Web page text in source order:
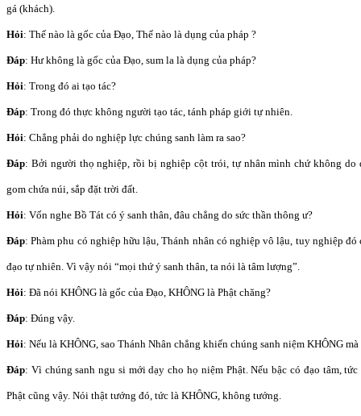
gá (khách).
Hỏi: Thế nào là gốc của Đạo, Thế nào là dụng của pháp ?
Đáp: Hư không là gốc của Đạo, sum la là dụng của pháp?
Hỏi: Trong đó ai tạo tác?
Đáp: Trong đó thực không người tạo tác, tánh pháp giới tự nhiên.
Hỏi: Chẳng phải do nghiệp lực chúng sanh làm ra sao?
Đáp: Bởi người thọ nghiệp, rồi bị nghiệp cột trói, tự nhân mình chứ không do
gom chứa núi, sắp đặt trời đất.
Hỏi: Vốn nghe Bồ Tát có ý sanh thân, đâu chẳng do sức thần thông ư?
Đáp: Phàm phu có nghiệp hữu lậu, Thánh nhân có nghiệp vô lậu, tuy nghiệp
đạo tự nhiên. Vì vậy nói “mọi thứ ý sanh thân, ta nói là tâm lượng”.
Hỏi: Đã nói KHÔNG là gốc của Đạo, KHÔNG là Phật chăng?
Đáp: Đúng vậy.
Hỏi: Nếu là KHÔNG, sao Thánh Nhân chẳng khiến chúng sanh niệm KHÔNG
Đáp: Vì chúng sanh ngu si mới dạy cho họ niệm Phật. Nếu bậc có đạo tâm,
Phật cũng vậy. Nói thật tướng đó, tức là KHÔNG, không tướng.